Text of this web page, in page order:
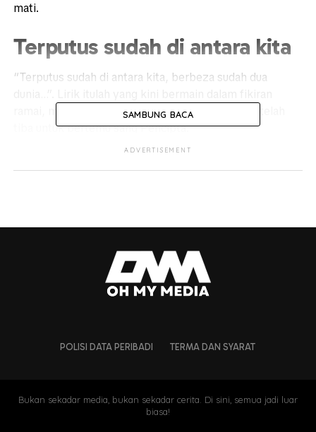
mati.
Terputus sudah di antara kita
“Terputus sudah di antara kita, berbeza sudah dua
ramai, menyifatkan arwah seakan tahu masanya telah
tiba untuk bertemu sang Pencipta.
SAMBUNG BACA
ADVERTISEMENT
POLISI DATA PERIBADI TERMA DAN SYARAT
Bukan sekadar media, bukan sekadar cerita. Di sini, semua jadi luar
biasa!